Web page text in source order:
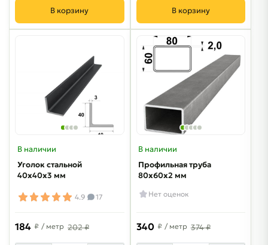
В корзину В корзину
В наличии
Уголок стальной
40х40х3 мм
4.9 17
184 ₽ / метр 202 ₽
В наличии
Профильная труба
80х60х2 мм
Нет оценок
340 ₽ / метр 374 ₽